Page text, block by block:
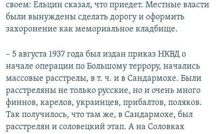
своем: Ельцин сказал, что приедет. Местные власти
были вынуждены сделать дорогу и оформить
захоронение как мемориальное кладбище.
– 5 августа 1937 года был издан приказ НКВД о
начале операции по Большому террору, начались
массовые расстрелы, в т. ч. и в Сандармохе. Были
расстреляны не только русские, но и очень много
финнов, карелов, украинцев, прибалтов, поляков.
Так получилось, что там же, в Сандармохе, был
расстрелян и соловецкий этап. А на Соловках